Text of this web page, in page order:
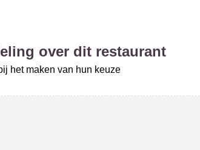
over dit restaurant
het maken van hun keuze